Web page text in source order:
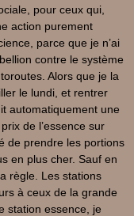
pour ceux qui,
action purement
parce que je n’ai
contre le système
Alors que je la
le lundi, et rentrer
automatiquement une
de l’essence sur
de prendre les portions
en plus cher. Sauf en
règle. Les stations
à ceux de la grande
station essence, je